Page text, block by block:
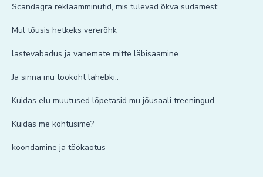
Scandagra reklaamminutid, mis tulevad õkva südamest.
Mul tõusis hetkeks vererõhk
lastevabadus ja vanemate mitte läbisaamine
Ja sinna mu töökoht lähebki..
Kuidas elu muutused lõpetasid mu jõusaali treeningud
Kuidas me kohtusime?
koondamine ja töökaotus